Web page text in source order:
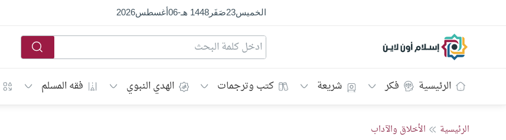
الخميس23صَفَر1448 هـ -
06أغسطس2026
إسلام أون لاين
الرئيسية فكر شريعة كتب وترجمات الهدي النبوي فقه المسلم
الرئيسية الأخلاق والآداب